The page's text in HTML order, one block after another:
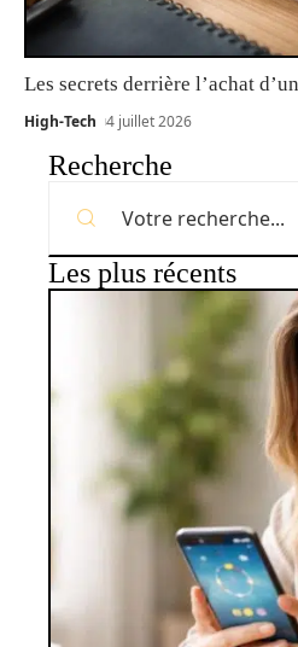
Les secrets derrière l’achat
High-Tech 4 juillet 2026
Recherche
Les plus récents